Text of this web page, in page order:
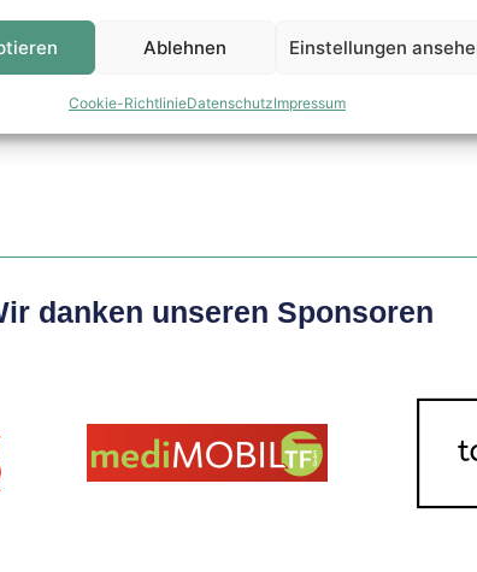
Ablehnen Einstellungen
Cookie-RichtlinieDatenschutzImpressum
danken unseren Sponsoren